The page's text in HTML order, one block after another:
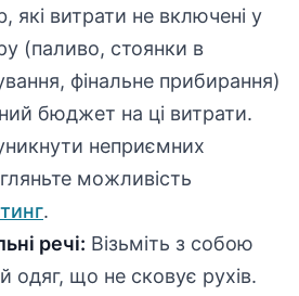
які витрати не включені у
(паливо, стоянки в
фінальне прибирання)
бюджет на ці витрати.
неприємних
можливість
.
речі: Візьміть з собою
одяг, що не сковує рухів.